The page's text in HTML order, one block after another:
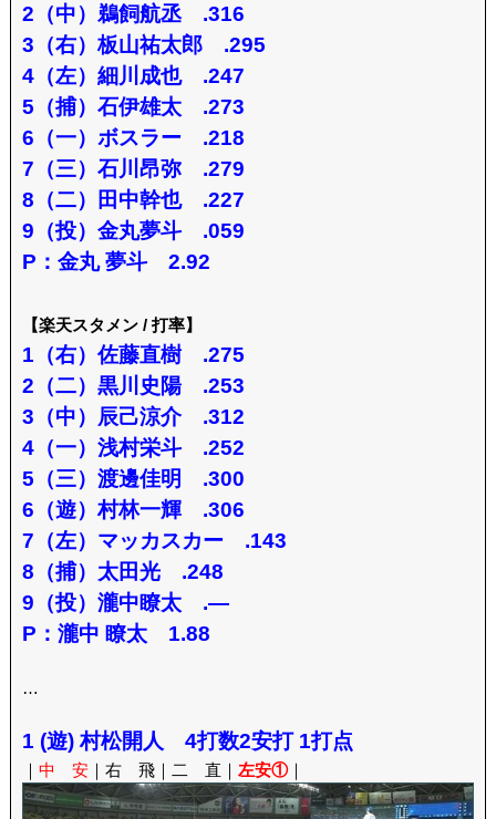
2（中）鵜飼航丞 .316
3（右）板山祐太郎 .295
4（左）細川成也 .247
5（捕）石伊雄太 .273
6（一）ボスラー .218
7（三）石川昂弥 .279
8（二）田中幹也 .227
9（投）金丸夢斗 .059
P：金丸 夢斗 2.92
【楽天スタメン / 打率】
1（右）佐藤直樹 .275
2（二）黒川史陽 .253
3（中）辰己涼介 .312
4（一）浅村栄斗 .252
5（三）渡邊佳明 .300
6（遊）村林一輝 .306
7（左）マッカスカー .143
8（捕）太田光 .248
9（投）瀧中瞭太 .—
P：瀧中 瞭太 1.88
…
1 (遊) 村松開人 4打数2安打 1打点
｜ 中 安｜右 飛｜二 直｜ 左安①｜